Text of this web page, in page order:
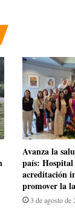
Avanza la
país:
acreditación
promover la
3 de agosto de